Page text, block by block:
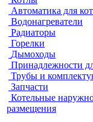
Автоматика для
Водонагреватели
Радиаторы
Горелки
Дымоходы
Принадлежности
Трубы и
Запчасти
Котельные
размещения